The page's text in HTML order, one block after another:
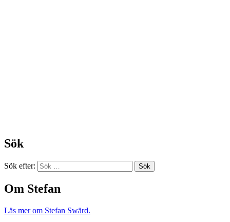
Sök
Sök efter:
Om Stefan
Läs mer om Stefan Swärd.